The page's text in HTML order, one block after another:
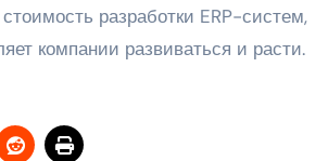
разработки ERP-систем,
компании развиваться и расти.